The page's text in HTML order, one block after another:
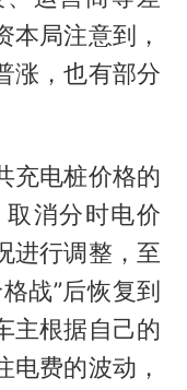
本局注意到，
涨，也有部分
充电桩价格的
消分时电价
进行调整，至
战”后恢复到
主根据自己的
电费的波动，